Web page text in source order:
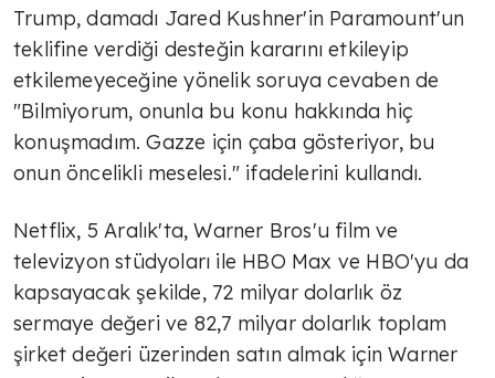
Trump, damadı Jared Kushner'in Paramount'un
teklifine verdiği desteğin kararını etkileyip
etkilemeyeceğine yönelik soruya cevaben de
"Bilmiyorum, onunla bu konu hakkında hiç
konuşmadım. Gazze için çaba gösteriyor, bu
onun öncelikli meselesi." ifadelerini kullandı.
Netflix, 5 Aralık'ta, Warner Bros'u film ve
televizyon stüdyoları ile HBO Max ve HBO'yu da
kapsayacak şekilde, 72 milyar dolarlık öz
sermaye değeri ve 82,7 milyar dolarlık toplam
şirket değeri üzerinden satın almak için Warner